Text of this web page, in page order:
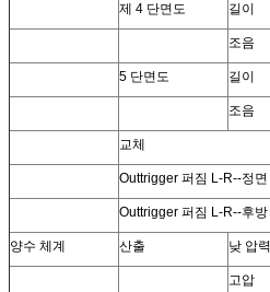
제 4 단면도 길이
조음
5 단면도 길이
조음
교체
Outtrigger 퍼짐 L-R--정면
Outtrigger 퍼짐 L-R--후방
양수 체계 산출 낮 압력
고압